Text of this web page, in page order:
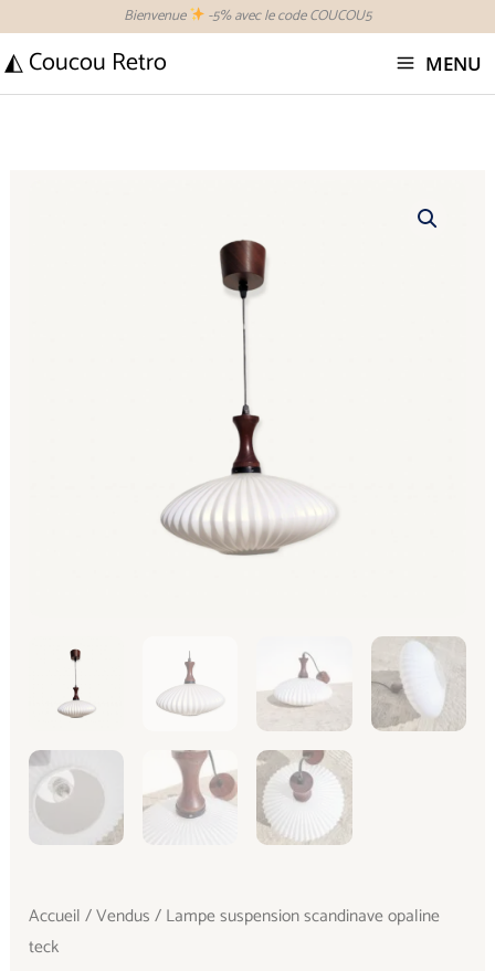
contenu
Bienvenue -5% avec le code COUCOU5
◭ Coucou Retro MENU
Accueil /Vendus / Lampe suspension scandinave opaline
teck